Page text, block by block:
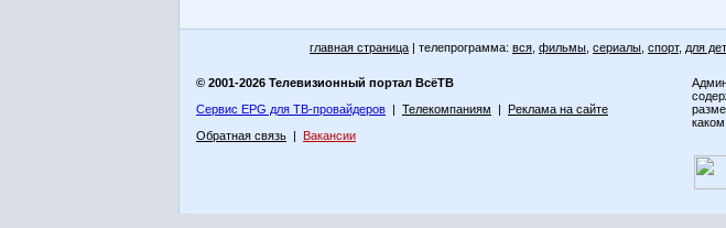
главная страница | телепрограмма: вся фильмы сериалы спорт, для
© 2001-2026 Телевизионный портал ВсёТВ
Сервис EPG для ТВ-провайдеров | Телекомпаниям | Реклама на сайте
Обратная связь | Вакансии